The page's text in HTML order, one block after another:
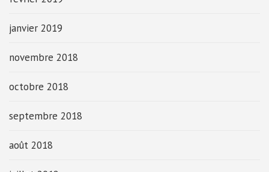
janvier 2019
novembre 2018
octobre 2018
septembre 2018
août 2018